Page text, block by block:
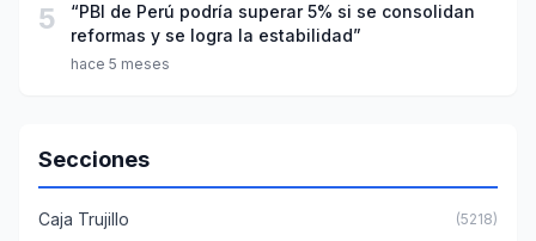
5
“PBI de Perú podría superar 5% si se consolidan
reformas y se logra la estabilidad”
hace 5 meses
Secciones
Caja Trujillo (5218)